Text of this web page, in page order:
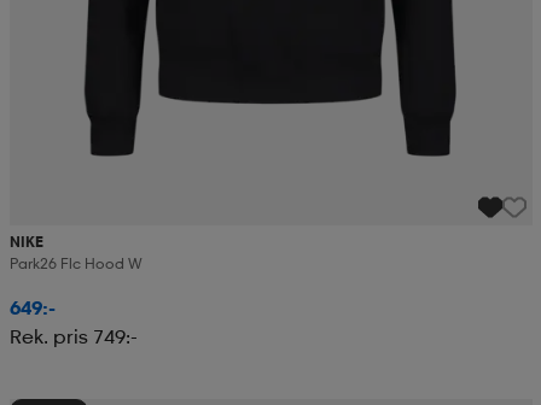
NIKE
Park26 Flc Hood W
649:-
Rek. pris 749:-